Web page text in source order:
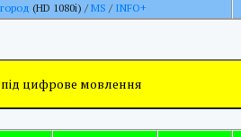
(HD 1080i) /MS / INFO+
цифрове мовлення